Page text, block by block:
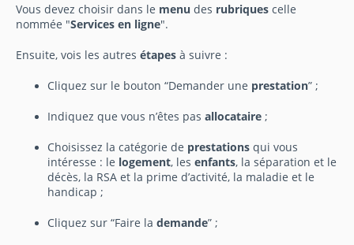
Vous devez choisir dans le menu des rubriques celle
nommée "Services en ligne".
Ensuite, vois les autres étapes à suivre :
Cliquez sur le bouton “Demander une prestation” ;
Indiquez que vous n’êtes pas allocataire ;
Choisissez la catégorie de prestations qui vous
intéresse : le logement, les enfants, la séparation et le
décès, la RSA et la prime d’activité, la maladie et le
handicap ;
Cliquez sur “Faire la demande” ;